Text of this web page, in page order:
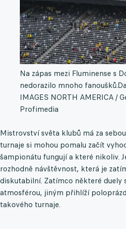
Na zápas mezi Fluminense s
nedorazilo mnoho fanoušků.
IMAGES NORTH AMERICA /
Profimedia
Mistrovství světa klubů má za
turnaje si mohou pomalu začít
šampionátu fungují a které nikoliv.
rozhodně návštěvnost, která je
diskutabilní. Zatímco některé duely
atmosférou, jiným přihlíží
takového turnaje.